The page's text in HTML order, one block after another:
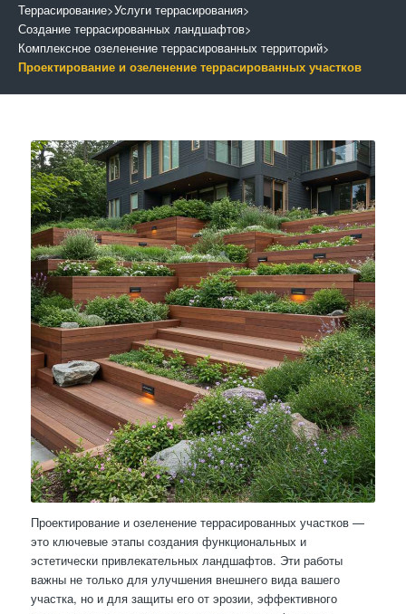
Террасирование>Услуги террасирования>
Создание террасированных ландшафтов>
Комплексное озеленение террасированных территорий>
Проектирование и озеленение террасированных участков
Проектирование и озеленение террасированных участков —
это ключевые этапы создания функциональных и
эстетически привлекательных ландшафтов. Эти работы
важны не только для улучшения внешнего вида вашего
участка, но и для защиты его от эрозии, эффективного